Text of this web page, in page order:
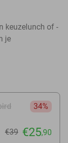
keuzelunch of -
je
34%
€39 €25,90